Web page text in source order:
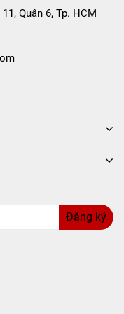
chế ánh nắng chiếu
Quận 6, Tp. HCM
Đăng ký